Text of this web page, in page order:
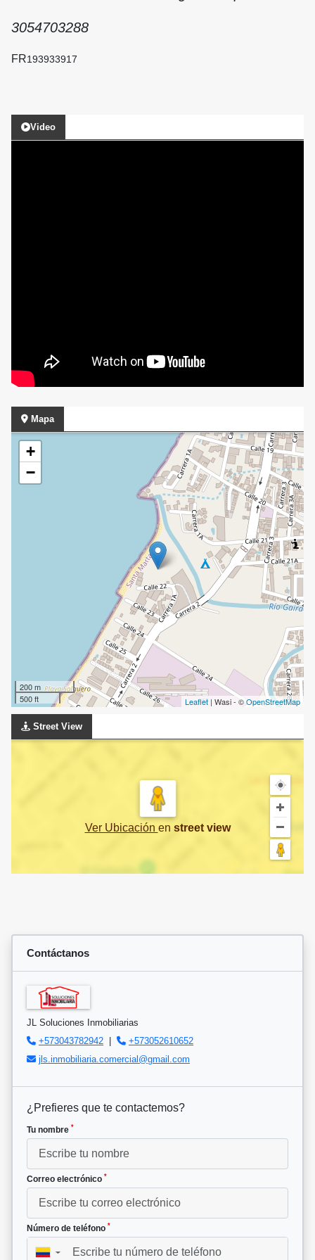
3054703288
FR193933917
Video
Mapa
+
−
200 m
500 ft
Leaflet | Wasi - ©OpenStreetMap
Street View
Ver Ubicación en street view
Contáctanos
JL Soluciones Inmobiliarias
+573043782942 |
+573052610652
jls.inmobiliaria.comercial@gmail.com
¿Prefieres que te contactemos?
Tu nombre *
Correo electrónico *
Número de teléfono *
▼